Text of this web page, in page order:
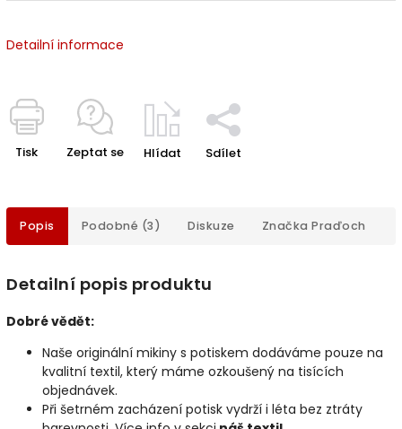
Detailní informace
Tisk Zeptat se Hlídat Sdílet
Popis Podobné (3) Diskuze Značka Praďoch
Detailní popis produktu
Dobré vědět:
Naše originální mikiny s potiskem dodáváme pouze na
kvalitní textil, který máme ozkoušený na tisících
objednávek.
Při šetrném zacházení potisk vydrží i léta bez ztráty